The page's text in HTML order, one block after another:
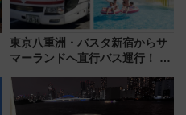
東京八重洲・バスタ新宿からサ
マーランドへ直行バス運行！ お
推し活を楽しもう！（2026年
8/1～31）